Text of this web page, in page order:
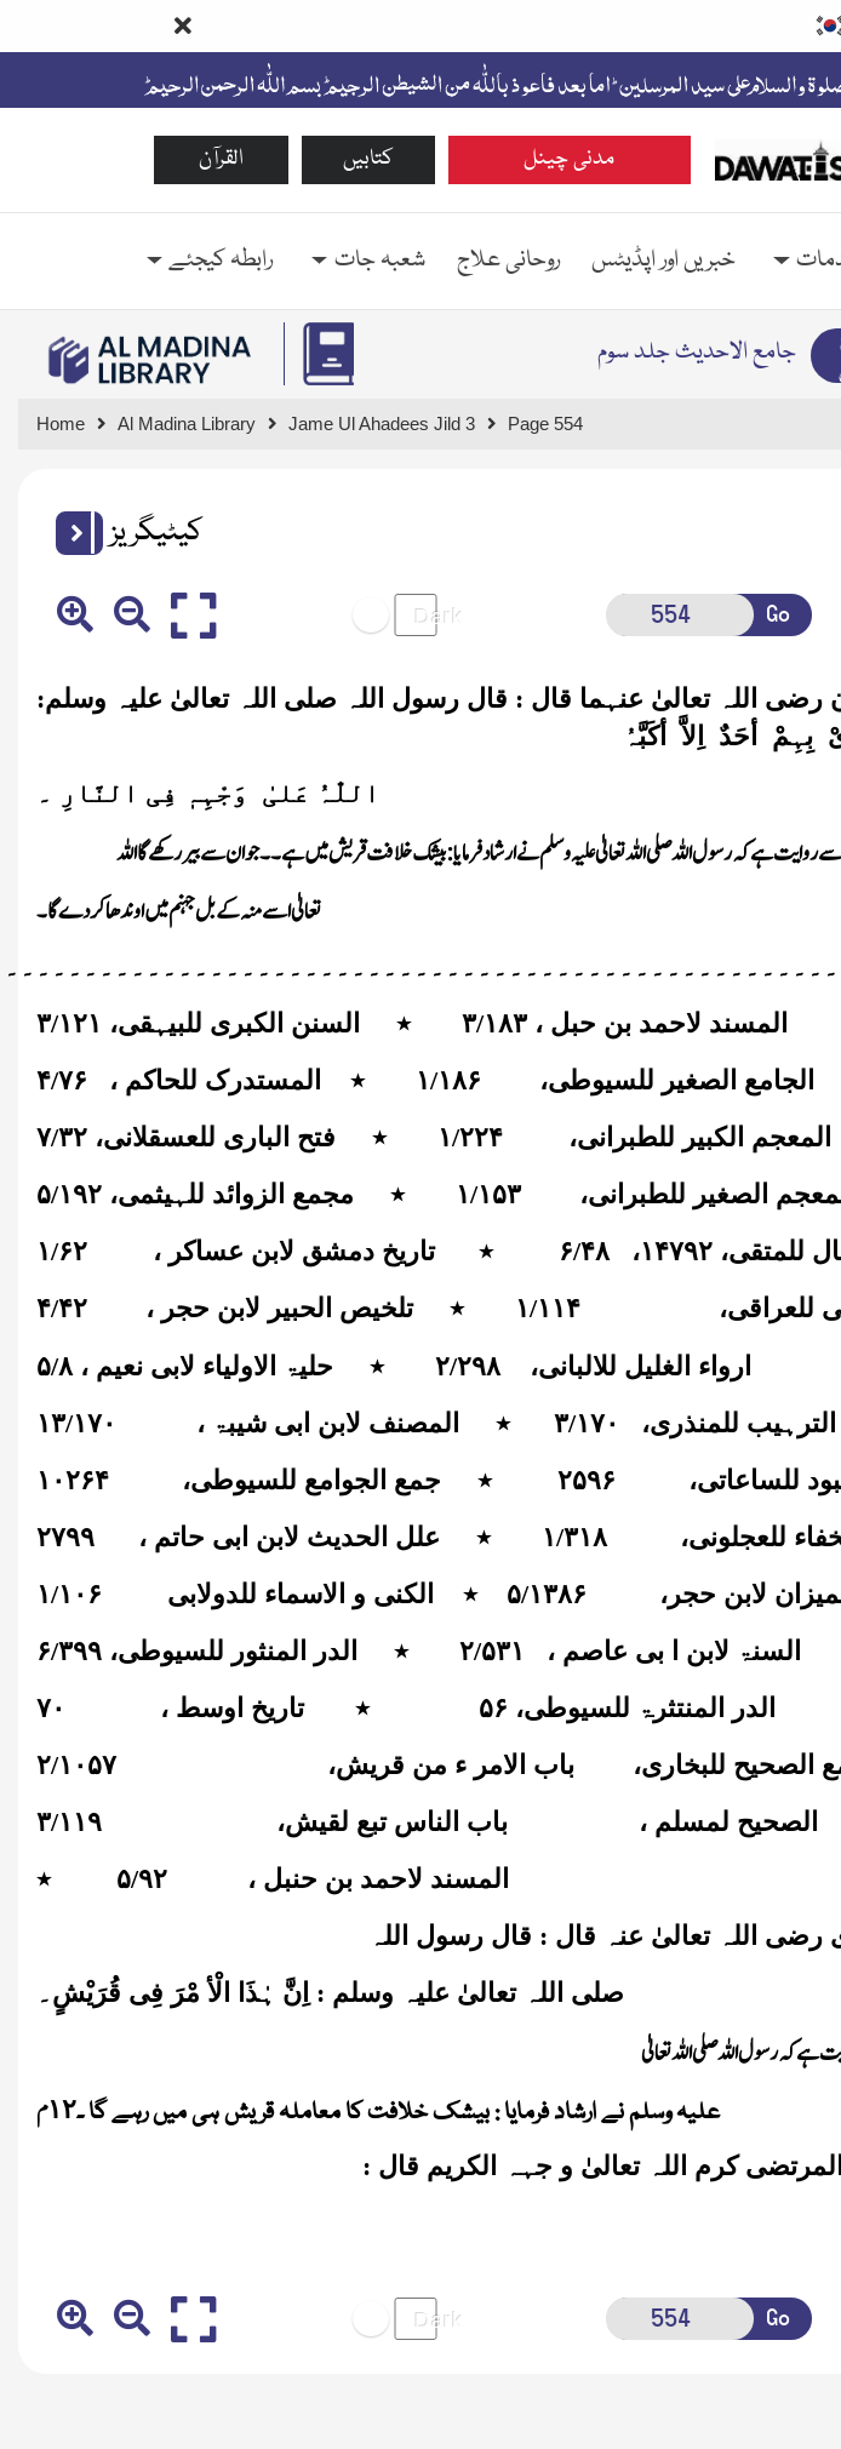
القرآن کتابیں مدنی چینل
خبریں اور اپڈیٹس روحانی علاج شعبہ جات رابطہ کیجئے
جامع الاحدیث جلد سوم
Home Al Madina Library Jame Ul Ahadees Jild 3 Page 554
کیٹیگریز
Go
رضی اللہ تعالیٰ عنہما قال : قال رسول اللہ صلی اللہ تعالیٰ علیہ وسلم:
بِہِمْ أحَدٌ اِلاَّ أکَبَّہُ
اللّٰہُ عَلیٰ وَجْہِہٖ فِی النَّارِ ۔
روایت ہے کہ رسول اللہ صلی اللہ تعالیٰ علیہ وسلم نے ارشاد فرمایا : بیشک خلافت قریش میں ہے ۔۔ جو ان سے بیر رکھے گااللہ
تعالیٰ اسے منہ کے بل جہنم میں اوندھا کردے گا ۔
المسند لاحمد بن حبل ، /۱۸۳ ٭ السنن الکبری للبیہقی، ۳/۱۲۱
الجامع الصغیر للسیوطی،
۱/۱۸۶ ٭ المستدرک للحاکم ، ۴/۷۶
المعجم الکبیر للطبرانی،
۱/۲۲۴ ٭ فتح الباری للعسقلانی، ۷/۳۲
الصغیر للطبرانی،
۱/۱۵۳ ٭ مجمع الزوائد للہیثمی، ۵/۱۹۲
للمتقی، ۱۴۷۹۲، ۶/۴۸ ٭ تاریخ دمشق لابن عساکر ، ۱/۶۲
للعراقی،
۱/۱۱۴ ٭ تلخیص الحبیر لابن حجر ، ۴/۴۲
ارواء الغلیل للالبانی،
۲/۲۹۸ ٭ حلیۃ الاولیاء لابی نعیم ، ۵/۸
للمنذری،
۳/۱۷۰ ٭ المصنف لابن ابی شیبۃ ، ۱۳/۱۷۰
للساعاتی،
۲۵۹۶ ٭ جمع الجوامع للسیوطی،
۱۰۲۶۴
للعجلونی،
۱/۳۱۸ ٭ علل الحدیث لابن ابی حاتم ،
۲۷۹۹
لابن حجر،
۵/۱۳۸۶ ٭ الکنی و الاسماء للدولابی ۱/۱۰۶
السنۃ لابن ا بی عاصم ،
۲/۵۳۱ ٭ الدر المنثور للسیوطی، ۶/۳۹۹
الدر المنتثرۃ للسیوطی، ۵۶ ٭ تاریخ اوسط ،
۷۰
الصحیح للبخاری، باب الامر ء من قریش، ۲/۱۰۵۷
الصحیح لمسلم ،
باب الناس تبع لقیش، ۳/۱۱۹
المسند لاحمد بن حنبل ،
۵/۹۲
٭
رضی اللہ تعالیٰ عنہ قال : قال رسول اللہ
صلی اللہ تعالیٰ علیہ وسلم : اِنَّ ہٰذَا الْأ مْرَ فِی قُرَیْشٍ۔
کہ رسول اللہ صلی اللہ تعالیٰ
علیہ وسلم نے ارشاد فرمایا : بیشک خلافت کا معاملہ قریش ہی میں رہے گا ۔۱۲م
کرم اللہ تعالیٰ و جہہ الکریم قال :
Go